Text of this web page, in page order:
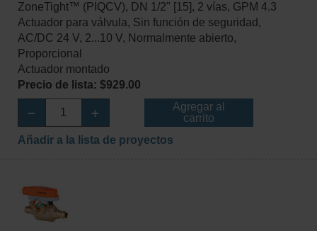
ZoneTight™ (PIQCV), DN 1/2" [15], 2 vías, GPM 4.3
Actuador para válvula, Sin función de seguridad,
AC/DC 24 V, 2...10 V, Normalmente abierto,
Proporcional
Actuador montado
Precio de lista: $929.00
Agregar al
carrito
Añadir a la lista de proyectos